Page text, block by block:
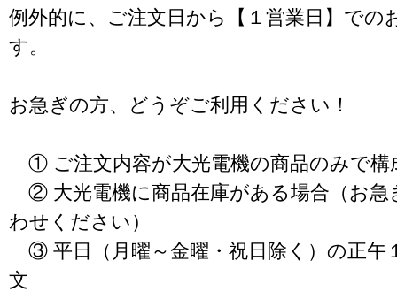
例外的に、ご注文日から【１営業日】での
す。
お急ぎの方、どうぞご利用ください！
① ご注文内容が大光電機の商品のみで構
② 大光電機に商品在庫がある場合（お急
わせください）
③ 平日（月曜～金曜・祝日除く）の正午
文